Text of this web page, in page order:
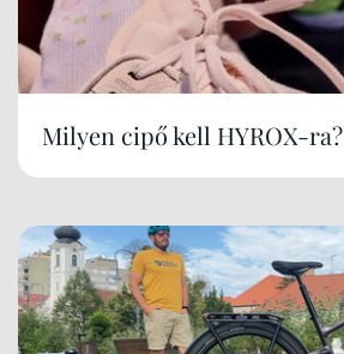
Milyen cipő kell HYROX-ra?